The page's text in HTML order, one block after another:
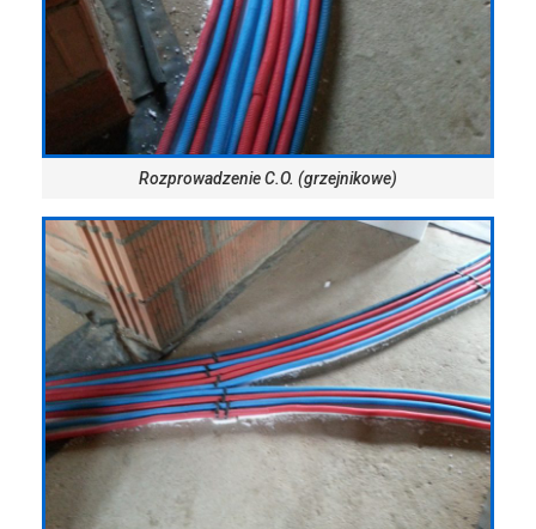
Rozprowadzenie C.O. (grzejnikowe)